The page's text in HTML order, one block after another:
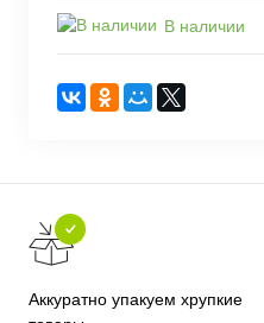
В наличии
Аккуратно упакуем хрупкие